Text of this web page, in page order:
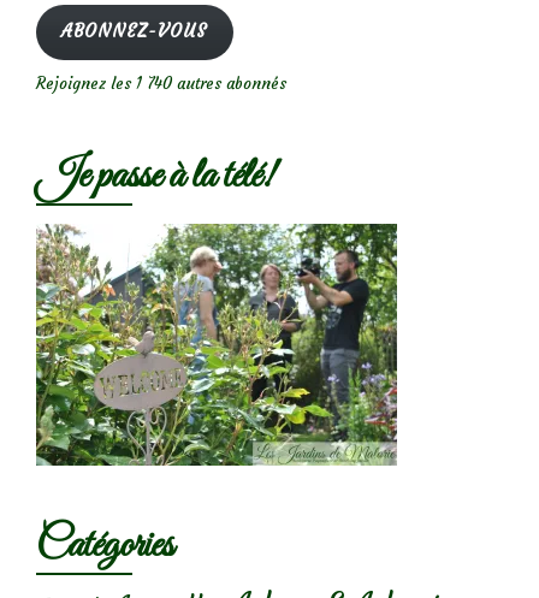
mail
ABONNEZ-VOUS
Rejoignez les 1 740 autres abonnés
Je passe à la télé!
Catégories